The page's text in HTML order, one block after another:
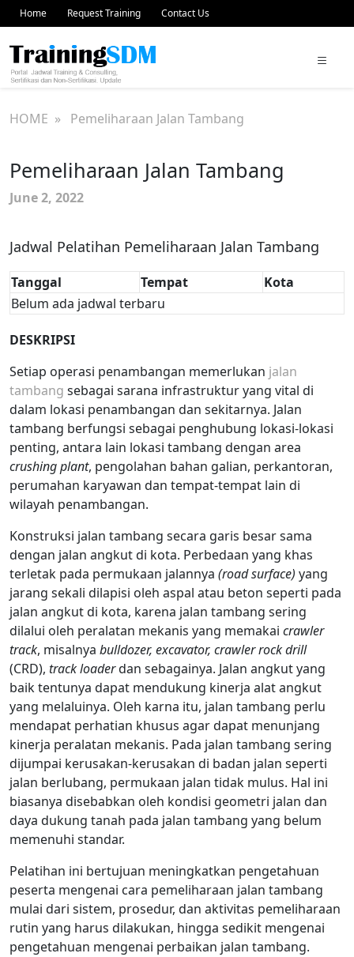
Home Request Training Contact Us
HOME » Pemeliharaan Jalan Tambang
Pemeliharaan Jalan Tambang
June 2, 2022
Jadwal Pelatihan Pemeliharaan Jalan Tambang
Tanggal Tempat
Kota
Belum ada jadwal terbaru
DESKRIPSI
Setiap operasi penambangan memerlukan jalan
tambang sebagai sarana infrastruktur yang vital di
dalam lokasi penambangan dan sekitarnya. Jalan
tambang berfungsi sebagai penghubung lokasi-lokasi
penting, antara lain lokasi tambang dengan area
crushing plant, pengolahan bahan galian, perkantoran,
perumahan karyawan dan tempat-tempat lain di
wilayah penambangan.
Konstruksi jalan tambang secara garis besar sama
dengan jalan angkut di kota. Perbedaan yang khas
terletak pada permukaan jalannya (road surface) yang
jarang sekali dilapisi oleh aspal atau beton seperti pada
jalan angkut di kota, karena jalan tambang sering
dilalui oleh peralatan mekanis yang memakai crawler
track, misalnya bulldozer, excavator, crawler rock drill
(CRD), track loaderdan sebagainya. Jalan angkut yang
baik tentunya dapat mendukung kinerja alat angkut
yang melaluinya. Oleh karna itu, jalan tambang perlu
mendapat perhatian khusus agar dapat menunjang
kinerja peralatan mekanis. Pada jalan tambang sering
dijumpai kerusakan-kerusakan di badan jalan seperti
jalan berlubang, permukaan jalan tidak mulus. Hal ini
biasanya disebabkan oleh kondisi geometri jalan dan
daya dukung tanah pada jalan tambang yang belum
memenuhi standar.
Pelatihan ini bertujuan meningkatkan pengetahuan
peserta mengenai cara pemeliharaan jalan tambang
mulai dari sistem, prosedur, dan aktivitas pemeliharaan
rutin yang harus dilakukan, hingga sedikit mengenai
pengetahuan mengenai perbaikan jalan tambang.